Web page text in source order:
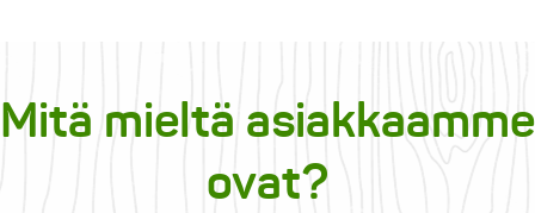
Mitä mieltä asiakkaamme
ovat?